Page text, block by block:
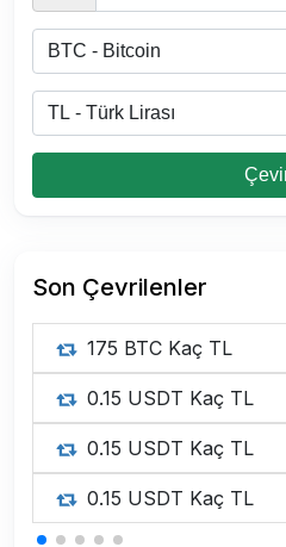
Son Çevrilenler
175 BTC Kaç TL
0.15 USDT Kaç TL
0.15 USDT Kaç TL
0.15 USDT Kaç TL